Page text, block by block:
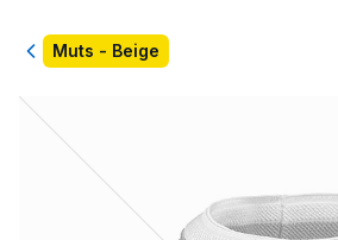
TerugMuts - Beige